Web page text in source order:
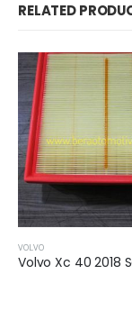
RELATED
VOLVO